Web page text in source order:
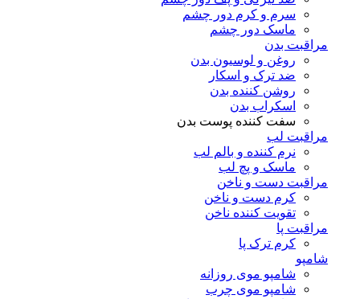
سرم و کرم دور چشم
ماسک دور چشم
مراقبت بدن
روغن و لوسیون بدن
ضد ترک و اسکار
روشن کننده بدن
اسکراب بدن
سفت کننده پوست بدن
مراقبت لب
نرم کننده و بالم لب
ماسک و پچ لب
مراقبت دست و ناخن
کرم دست و ناخن
تقویت کننده ناخن
مراقبت پا
کرم ترک پا
شامپو
شامپو موی روزانه
شامپو موی چرب